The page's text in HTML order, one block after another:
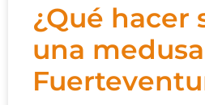
¿Qué hacer
una